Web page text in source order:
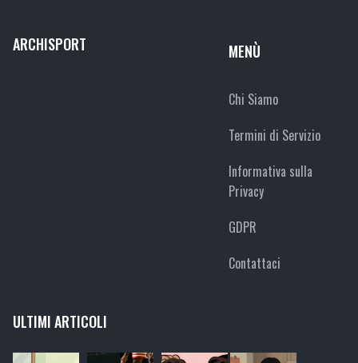
ARCHISPORT MENÙ
Chi Siamo
Termini di Servizio
Informativa sulla
Privacy
GDPR
Contattaci
ULTIMI ARTICOLI